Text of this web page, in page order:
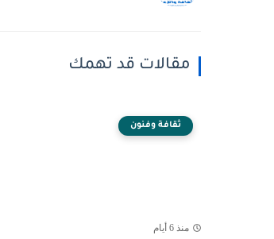
مقالات قد تهمك
ثقافة وفنون
منذ 6 أيام